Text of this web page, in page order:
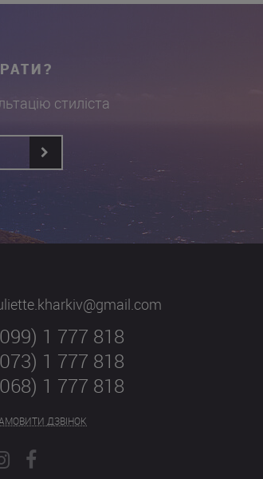
стиліста
1 777 818
1 777 818
1 777 818
ДЗВІНОК